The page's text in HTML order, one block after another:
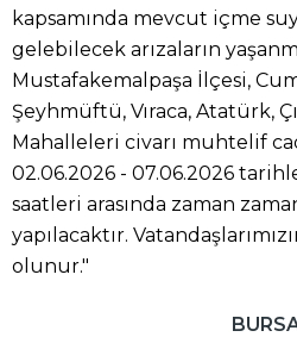
kapsamında mevcut içme
gelebilecek arızaların
Mustafakemalpaşa İlçesi,
Şeyhmüftü, Vıraca, Atatürk,
Mahalleleri civarı muhtelif
02.06.2026 - 07.06.2026
saatleri arasında zaman
yapılacaktır.
olunur."